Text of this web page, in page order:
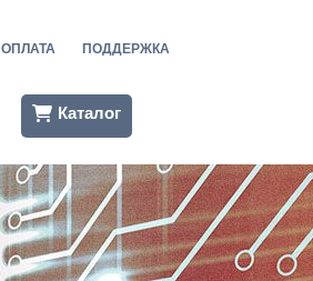
ОПЛАТА ПОДДЕРЖКА
Каталог